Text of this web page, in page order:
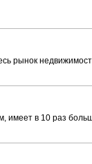
рынок
в 10 раз